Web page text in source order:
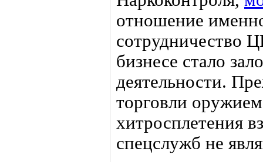
отношение
сотрудничество
бизнесе стало
деятельности.
торговли
хитросплетения
спецслужб не